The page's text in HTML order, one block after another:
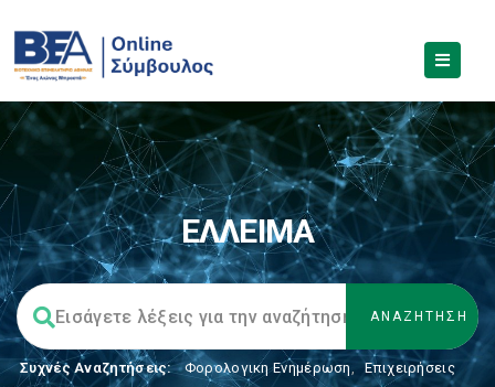
ΕΛΛΕΙΜΑ
Συχνές Αναζητήσεις: Φορολογικη Ενημέρωση, Επιχειρήσεις